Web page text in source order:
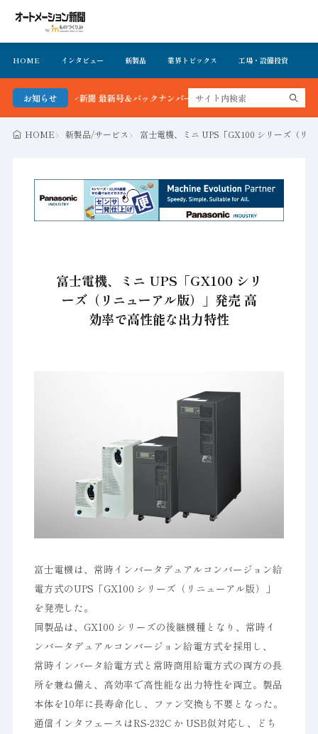
HOME インタビュー 新製品 業界トピックス 工場・設備投資
お知らせ
ーション新聞 最新号＆バックナンバーを無料で公開中 詳細はこちら
HOME 新製品/サービス 富士電機、ミニ UPS「GX100 シリーズ（リ
富士電機、ミニ UPS「GX100 シリ
ーズ（リニューアル版）」発売 高
効率で高性能な出力特性
富士電機は、常時インバータデュアルコンバージョン給
電方式のUPS「GX100 シリーズ（リニューアル版）」
を発売した。
同製品は、GX100 シリーズの後継機種となり、常時イ
ンバータデュアルコンバージョン給電方式を採用し、
常時インバータ給電方式と常時商用給電方式の両方の長
所を兼ね備え、高効率で高性能な出力特性を両立。製品
本体を10年に長寿命化し、ファン交換も不要となった。
通信インタフェースはRS-232C か USB似対応し、どち